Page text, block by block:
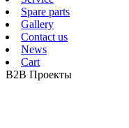
Spare parts
Gallery
Contact us
News
Cart
B2B Проекты